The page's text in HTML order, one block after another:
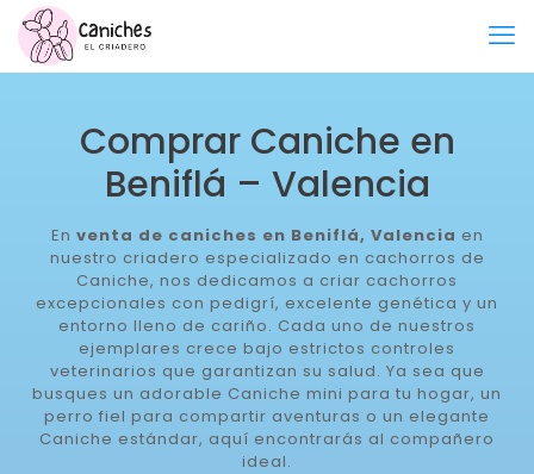
Comprar Caniche en
Beniflá – Valencia
En venta de caniches en Beniflá, Valencia en
nuestro criadero especializado en cachorros de
Caniche, nos dedicamos a criar cachorros
excepcionales con pedigrí, excelente genética y un
entorno lleno de cariño. Cada uno de nuestros
ejemplares crece bajo estrictos controles
veterinarios que garantizan su salud. Ya sea que
busques un adorable Caniche mini para tu hogar, un
perro fiel para compartir aventuras o un elegante
Caniche estándar, aquí encontrarás al compañero
ideal.